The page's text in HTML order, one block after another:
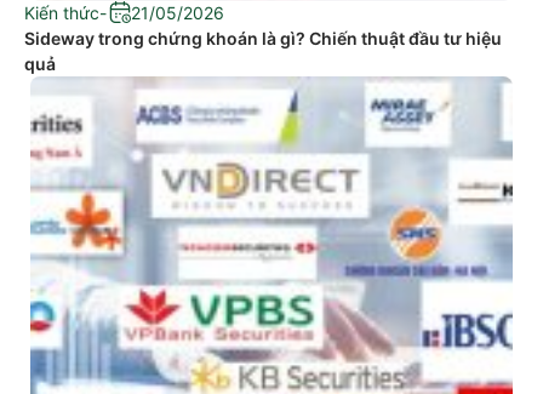
Kiến thức-
21/05/2026
Sideway trong chứng khoán là gì? Chiến thuật đầu tư hiệu
quả